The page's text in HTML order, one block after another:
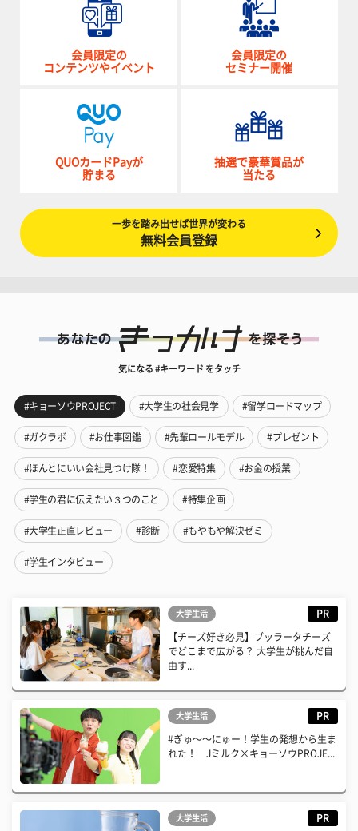
会員限定の
コンテンツやイベント
会員限定の
セミナー開催
QUOカードPayが
貯まる
抽選で豪華賞品が
当たる
一歩を踏み出せば世界が変わる
無料会員登録
気になる #キーワード をタッチ
#キョーソウPROJECT #大学生の社会見学 #留学ロードマップ
#ガクラボ #お仕事図鑑 #先輩ロールモデル #プレゼント
#ほんとにいい会社見つけ隊！ #恋愛特集 #お金の授業
#学生の君に伝えたい３つのこと #特集企画
#大学生正直レビュー #診断 #もやもや解決ゼミ
#学生インタビュー
大学生活 PR
【チーズ好き必見】ブッラータチーズ
でどこまで広がる？ 大学生が挑んだ自
由す...
大学生活 PR
#ぎゅ〜〜にゅー！学生の発想から生ま
れた！ Jミルク×キョーソウPROJE...
大学生活 PR